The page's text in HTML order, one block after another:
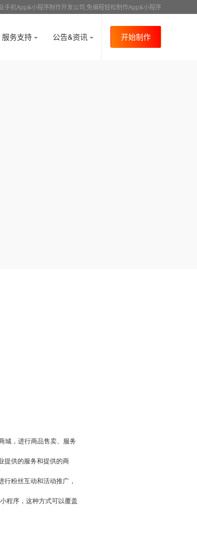
手机App&小程序制作开发公司,免编程轻松制作App&小程序
服务支持 公告&资讯 开始制作
城，进行商品售卖、服务
提供的服务和提供的商
行粉丝互动和活动推广，
程序，这种方式可以覆盖